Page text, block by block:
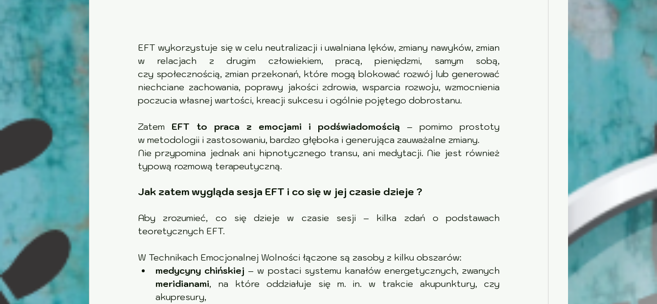
EFT wykorzystuje się w celu neutralizacji i uwalniana lęków, zmiany nawyków, zmian
w relacjach z drugim człowiekiem, pracą, pieniędzmi, samym sobą,
czy społecznością, zmian przekonań, które mogą blokować rozwój lub generować
niechciane zachowania, poprawy jakości zdrowia, wsparcia rozwoju, wzmocnienia
poczucia własnej wartości, kreacji sukcesu i ogólnie pojętego dobrostanu.
Zatem EFT to praca z emocjami i podświadomością – pomimo prostoty
w metodologii i zastosowaniu, bardzo głęboka i generująca zauważalne zmiany.
Nie przypomina jednak ani hipnotycznego transu, ani medytacji. Nie jest również
typową rozmową terapeutyczną.
Jak zatem wygląda sesja EFT i co się w jej czasie dzieje ?
Aby zrozumieć, co się dzieje w czasie sesji – kilka zdań o podstawach
teoretycznych EFT.
W Technikach Emocjonalnej Wolności łączone są zasoby z kilku obszarów:
medycyny chińskiej
meridianami, na które oddziałuje się m. in. w trakcie akupunktury, czy
akupresury,